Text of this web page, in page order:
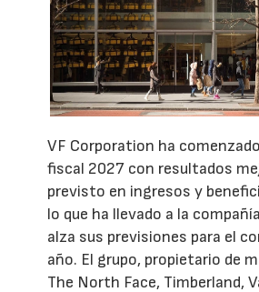
VF Corporation ha
fiscal 2027 con resultados
previsto en ingresos y
lo que ha llevado a la
alza sus previsiones para el
año. El grupo, propietario de
The North Face, Timberland,